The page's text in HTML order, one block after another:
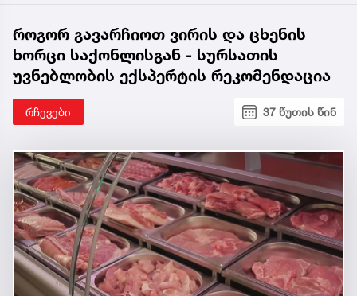
როგორ გავარჩიოთ ვირის და ცხენის
ხორცი საქონლისგან - სურსათის
უვნებლობის ექსპერტის რეკომენდაცია
რჩევები 37 წუთის წინ